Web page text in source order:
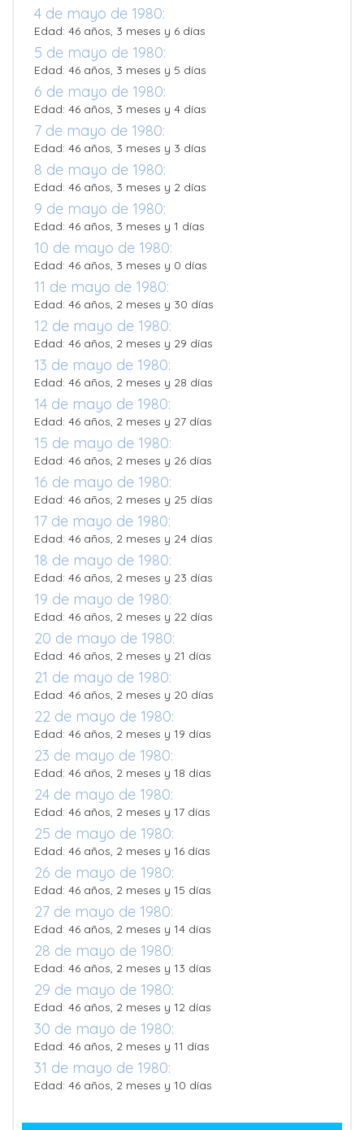
4 de mayo de 1980:
Edad: 46 años, 3 meses y 6 días
5 de mayo de 1980:
Edad: 46 años, 3 meses y 5 días
6 de mayo de 1980:
Edad: 46 años, 3 meses y 4 días
7 de mayo de 1980:
Edad: 46 años, 3 meses y 3 días
8 de mayo de 1980:
Edad: 46 años, 3 meses y 2 días
9 de mayo de 1980:
Edad: 46 años, 3 meses y 1 días
10 de mayo de 1980:
Edad: 46 años, 3 meses y 0 días
11 de mayo de 1980:
Edad: 46 años, 2 meses y 30 días
12 de mayo de 1980:
Edad: 46 años, 2 meses y 29 días
13 de mayo de 1980:
Edad: 46 años, 2 meses y 28 días
14 de mayo de 1980:
Edad: 46 años, 2 meses y 27 días
15 de mayo de 1980:
Edad: 46 años, 2 meses y 26 días
16 de mayo de 1980:
Edad: 46 años, 2 meses y 25 días
17 de mayo de 1980:
Edad: 46 años, 2 meses y 24 días
18 de mayo de 1980:
Edad: 46 años, 2 meses y 23 días
19 de mayo de 1980:
Edad: 46 años, 2 meses y 22 días
20 de mayo de 1980:
Edad: 46 años, 2 meses y 21 días
21 de mayo de 1980:
Edad: 46 años, 2 meses y 20 días
22 de mayo de 1980:
Edad: 46 años, 2 meses y 19 días
23 de mayo de 1980:
Edad: 46 años, 2 meses y 18 días
24 de mayo de 1980:
Edad: 46 años, 2 meses y 17 días
25 de mayo de 1980:
Edad: 46 años, 2 meses y 16 días
26 de mayo de 1980:
Edad: 46 años, 2 meses y 15 días
27 de mayo de 1980:
Edad: 46 años, 2 meses y 14 días
28 de mayo de 1980:
Edad: 46 años, 2 meses y 13 días
29 de mayo de 1980:
Edad: 46 años, 2 meses y 12 días
30 de mayo de 1980:
Edad: 46 años, 2 meses y 11 días
31 de mayo de 1980:
Edad: 46 años, 2 meses y 10 días